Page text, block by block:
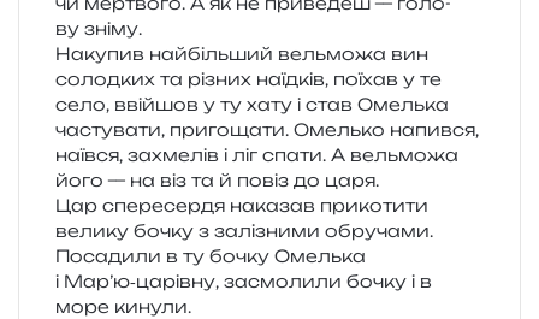
ву зніму.
Накупив най­біль­ший вель­мо­жа вин
солод­ких та різних наїд­ків, поїхав у те
село, вві­йшов у ту хату і став Омелька
часту­ва­ти, при­го­ща­ти. Омелько напив­ся,
наїв­ся, захме­лів і ліг спати. А вель­мо­жа
його — на віз та й повіз до царя.
Цар спе­ре­сер­дя нака­зав при­ко­ти­ти
вели­ку бочку з залі­зни­ми обру­ча­ми.
Посадили в ту бочку Омелька
і Мар’ю‑царівну, засмо­ли­ли бочку і в
море кинули.